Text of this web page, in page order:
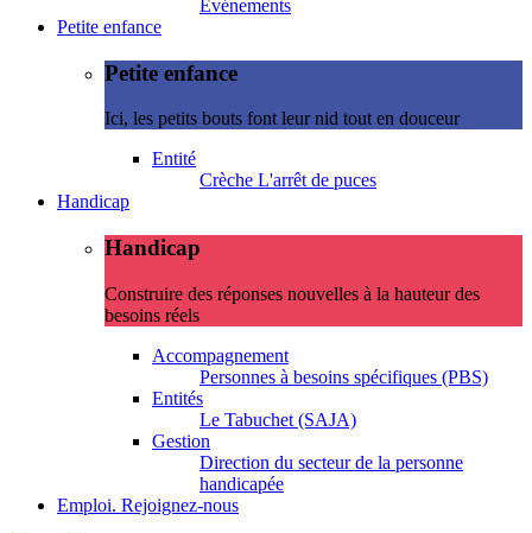
Evénements
Petite enfance
Petite enfance
Ici, les petits bouts font leur nid tout en douceur
Entité
Crèche L'arrêt de puces
Handicap
Handicap
Construire des réponses nouvelles à la hauteur des
besoins réels
Accompagnement
Personnes à besoins spécifiques (PBS)
Entités
Le Tabuchet (SAJA)
Gestion
Direction du secteur de la personne
handicapée
Emploi. Rejoignez-nous